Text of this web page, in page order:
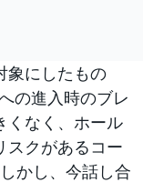
象にしたもの
の進入時のブレ
くなく、ホール
スクがあるコー
かし、今話し合